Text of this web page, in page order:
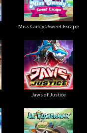
Miss Candys Sweet Escape
Jaws of Justice